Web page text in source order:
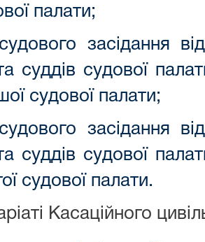
палати;
засідання
суддів судової
судової палати;
засідання
суддів судової
судової палати.
Касаційного